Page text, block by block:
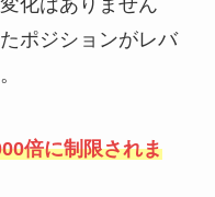
ポジションがレバ
倍に制限されま